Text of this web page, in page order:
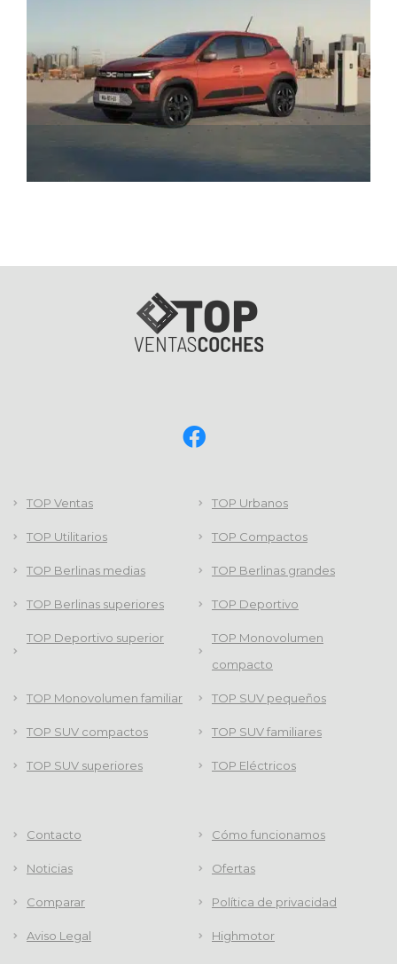
TOP Ventas TOP Urbanos
TOP Utilitarios TOP Compactos
TOP Berlinas medias TOP Berlinas grandes
TOP Berlinas superiores TOP Deportivo
TOP Deportivo superior
TOP Monovolumen
compacto
TOP Monovolumen familiar TOP SUV pequeños
TOP SUV compactos TOP SUV familiares
TOP SUV superiores TOP Eléctricos
Contacto Cómo funcionamos
Noticias Ofertas
Comparar Política de privacidad
Aviso Legal Highmotor